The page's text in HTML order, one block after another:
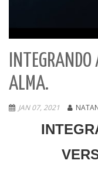
ALMA.
JAN 07, 2021